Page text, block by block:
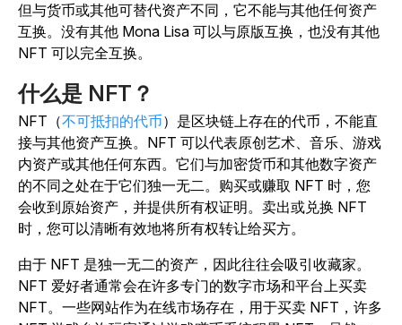
但与货币或其他可替代资产不同，它不能与其他任何资产
互换。没有其他 Mona Lisa 可以与原版互换，也没有其他
NFT 可以完全互换。
什么是 NFT？
NFT（不可抵扣的代币）是区块链上存在的代币，不能直
接与其他资产互换。NFT 可以代表原创艺术、音乐、游戏
内资产或其他任何东西。它们与加密货币和其他数字资产
的不同之处在于它们独一无二。购买或赚取 NFT 时，您
会收到原始资产，并提供所有权证明。卖出或兑换 NFT
时，您可以清晰有效地将所有权转让给买方。
由于 NFT 是独一无二的资产，因此往往会吸引收藏家。
NFT 爱好者通常会在许多专门的数字市场和平台上买卖
NFT。一些网站作为在线市场存在，用于买卖 NFT，许多